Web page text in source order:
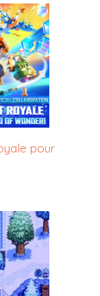
pour